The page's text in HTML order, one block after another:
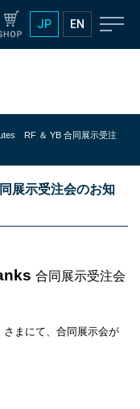
JP EN
RF ＆ YB 合同展示受注
展示受注会のお知
合同展示受注会
さまにて、合同展示会が